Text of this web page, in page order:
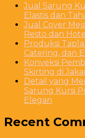
Jual Sarung
Elastis dan
Jual Cover
Resto dan
Produksi
Catering, dan
Konveksi
Skirting di
Detail yang
Sarung Kursi
Elegan
Recent